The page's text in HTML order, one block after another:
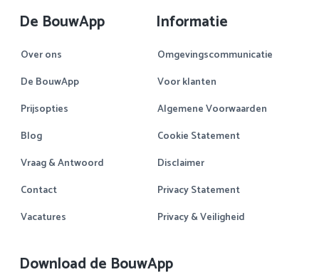
De BouwApp
Over ons
De BouwApp
Prijsopties
Blog
Vraag & Antwoord
Contact
Vacatures
Informatie
Omgevingscommunicatie
Voor klanten
Algemene Voorwaarden
Cookie Statement
Disclaimer
Privacy Statement
Privacy & Veiligheid
Download de BouwApp